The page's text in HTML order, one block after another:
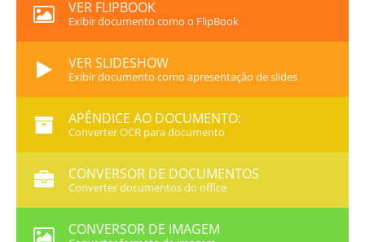
VER FLIPBOOK
Exibir documento como o FlipBook
VER SLIDESHOW
Exibir documento como apresentação de slides
APÊNDICE AO DOCUMENTO:
Converter OCR para documento
CONVERSOR DE DOCUMENTOS
Converter documentos do office
CONVERSOR DE IMAGEM